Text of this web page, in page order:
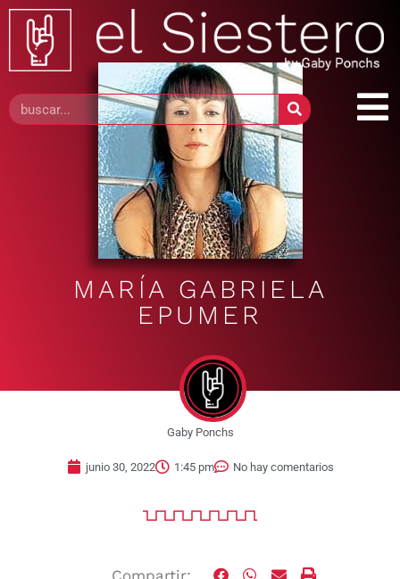
MARÍA GABRIELA
EPUMER
Gaby Ponchs
junio 30, 2022 1:45 pm No hay comentarios
Compartir: